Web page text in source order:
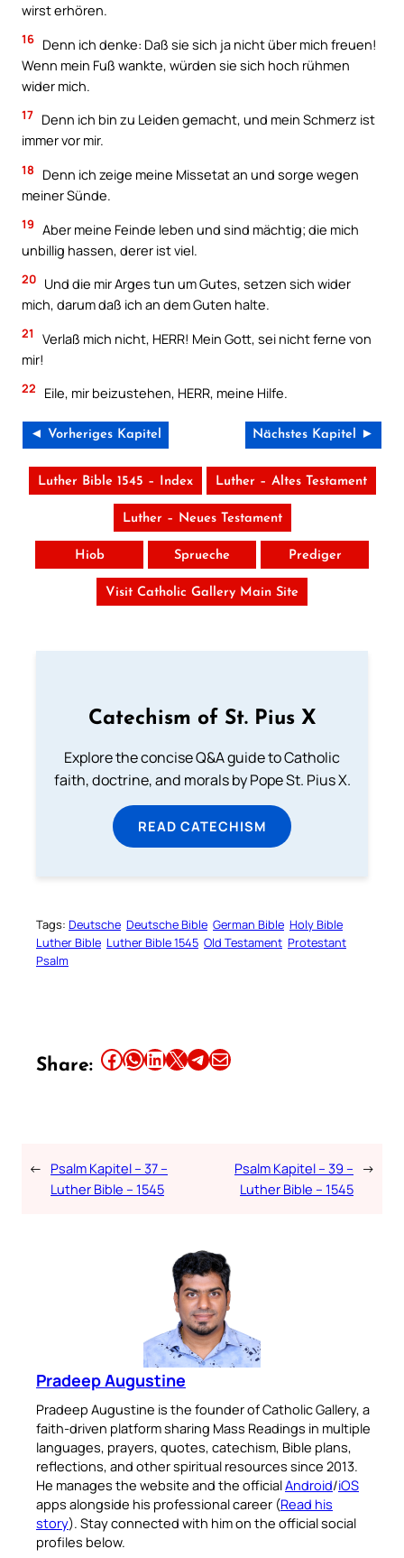
wirst erhören.
16 Denn ich denke: Daß sie sich ja nicht über mich freuen!
Wenn mein Fuß wankte, würden sie sich hoch rühmen
wider mich.
17 Denn ich bin zu Leiden gemacht, und mein Schmerz ist
immer vor mir.
18
Denn ich zeige meine Missetat an und sorge wegen
meiner Sünde.
19 Aber meine Feinde leben und sind mächtig; die mich
unbillig hassen, derer ist viel.
20 Und die mir Arges tun um Gutes, setzen sich wider
mich, darum daß ich an dem Guten halte.
21
Verlaß mich nicht, HERR! Mein Gott, sei nicht ferne von
mir!
22 Eile, mir beizustehen, HERR, meine Hilfe.
◄ Vorheriges Kapitel Nächstes Kapitel ►
Luther Bible 1545 – Index Luther – Altes Testament
Luther – Neues Testament
Hiob Sprueche Prediger
Visit Catholic Gallery Main Site
Catechism of St. Pius X
Explore the concise Q&A guide to Catholic
faith, doctrine, and morals by Pope St. Pius X.
READ CATECHISM
Tags: Deutsche Deutsche Bible German Bible Holy Bible
Luther Bible Luther Bible 1545 Old Testament Protestant
Psalm
Share: Share this article on Facebook Share this article on WhatsApp Share this article on LinkedIn Share this article on X Share this article on TelegramEmail this Article
← Psalm Kapitel – 37 –
Luther Bible – 1545
Psalm Kapitel – 39 –
Luther Bible – 1545
→
Pradeep Augustine
Pradeep Augustine is the founder of Catholic Gallery, a
faith-driven platform sharing Mass Readings in multiple
languages, prayers, quotes, catechism, Bible plans,
reflections, and other spiritual resources since 2013.
He manages the website and the officialAndroid/iOS
apps alongside his professional career (Read his
story). Stay connected with him on the official social
profiles below.